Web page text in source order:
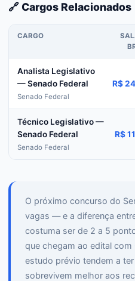
🔗 Cargos Relacionados
CARGO
Analista Legislativo
— Senado Federal
Senado Federal
R$
Técnico Legislativo —
Senado Federal
Senado Federal
R$
O próximo concurso do
vagas — e a diferença
costuma ser de 2 a 5
que chegam ao edital
estudo prévio tendem a
sobrevivem melhor aos